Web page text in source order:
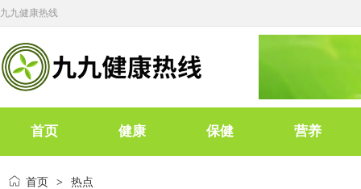
九九健康热线
首页 健康 保健 营养
首页 > 热点